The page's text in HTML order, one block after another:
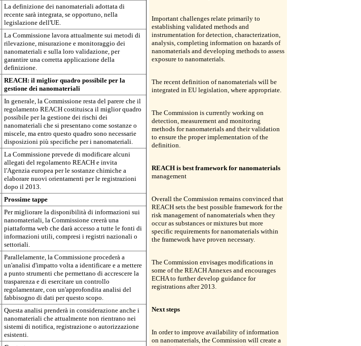
La definizione dei nanomateriali adottata di
recente sarà integrata, se opportuno, nella
legislazione dell'UE.
La Commissione lavora attualmente sui metodi di
rilevazione, misurazione e monitoraggio dei
nanomateriali e sulla loro validazione, per
garantire una corretta applicazione della
definizione.
REACH: il miglior quadro possibile per la
gestione dei nanomateriali
In generale, la Commissione resta del parere che il
regolamento REACH costituisca il miglior quadro
possibile per la gestione dei rischi dei
nanomateriali che si presentano come sostanze o
miscele, ma entro questo quadro sono necessarie
disposizioni più specifiche per i nanomateriali.
La Commissione prevede di modificare alcuni
allegati del regolamento REACH e invita
l'Agenzia europea per le sostanze chimiche a
elaborare nuovi orientamenti per le registrazioni
dopo il 2013.
Prossime tappe
Per migliorare la disponibilità di informazioni sui
nanomateriali, la Commissione creerà una
piattaforma web che darà accesso a tutte le fonti di
informazioni utili, compresi i registri nazionali o
settoriali.
Parallelamente, la Commissione procederà a
un'analisi d'impatto volta a identificare e a mettere
a punto strumenti che permettano di accrescere la
trasparenza e di esercitare un controllo
regolamentare, con un'approfondita analisi del
fabbisogno di dati per questo scopo.
Questa analisi prenderà in considerazione anche i
nanomateriali che attualmente non rientrano nei
sistemi di notifica, registrazione o autorizzazione
esistenti.
Important challenges relate primarily to
establishing validated methods and
instrumentation for detection, characterization,
analysis, completing information on hazards of
nanomaterials and developing methods to assess
exposure to nanomaterials.
The recent definition of nanomaterials will be
integrated in EU legislation, where appropriate.
The Commission is currently working on
detection, measurement and monitoring
methods for nanomaterials and their validation
to ensure the proper implementation of the
definition.
REACH is best framework for nanomaterials
management
Overall the Commission remains convinced that
REACH sets the best possible framework for the
risk management of nanomaterials when they
occur as substances or mixtures but more
specific requirements for nanomaterials within
the framework have proven necessary.
The Commission envisages modifications in
some of the REACH Annexes and encourages
ECHA to further develop guidance for
registrations after 2013.
Next steps
In order to improve availability of information
on nanomaterials, the Commission will create a